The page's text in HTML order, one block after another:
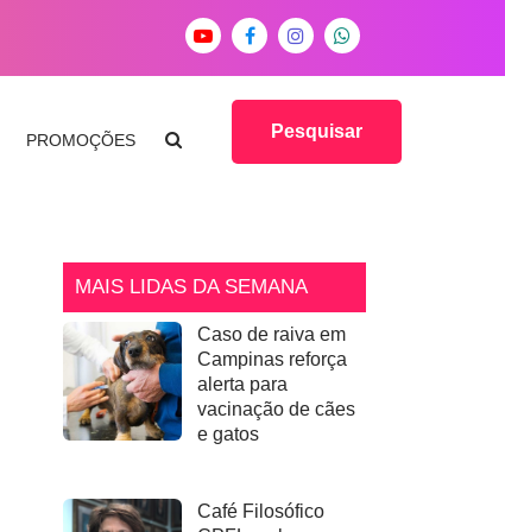
PROMOÇÕES Pesquisar
MAIS LIDAS DA SEMANA
Caso de raiva em
Campinas reforça
alerta para
vacinação de cães
e gatos
Café Filosófico